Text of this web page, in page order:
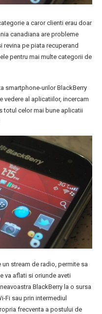
a caror clienti erau doar
canadiana are probleme
pe piata recuperand
pentru mai multe categorii de
smartphone-urilor BlackBerry
vedere al aplicatiilor, incercam
totul celor mai bune aplicatii
un stream de radio, permite sa
va aflati si oriunde aveti
BlackBerry la o sursa
Fi sau prin intermediul
frecventa a postului de